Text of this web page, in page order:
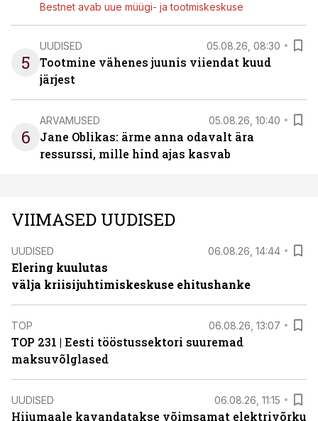
Bestnet avab uue müügi- ja tootmiskeskuse
5
UUDISED 05.08.26, 08:30
Tootmine vähenes juunis viiendat kuud
järjest
6
ARVAMUSED 05.08.26, 10:40
Jane Oblikas: ärme anna odavalt ära
ressurssi, mille hind ajas kasvab
VIIMASED UUDISED
UUDISED 06.08.26, 14:44
Elering kuulutas
välja kriisijuhtimiskeskuse ehitushanke
TOP 06.08.26, 13:07
TOP 231 | Eesti tööstussektori suuremad
maksuvõlglased
UUDISED 06.08.26, 11:15
Hiiumaale kavandatakse võimsamat elektrivõrku